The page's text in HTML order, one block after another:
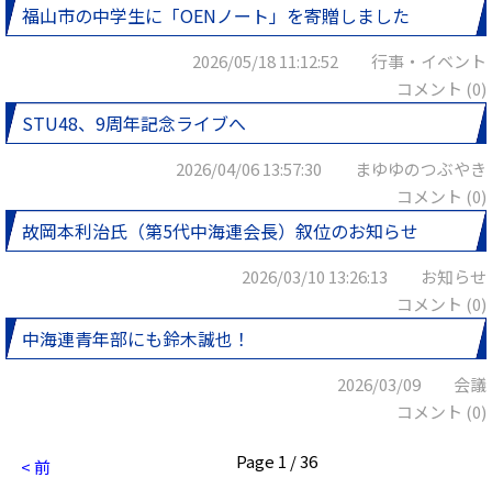
福山市の中学生に「OENノート」を寄贈しました
2026/05/18 11:12:52 行事・イベント
コメント (0)
STU48、9周年記念ライブへ
2026/04/06 13:57:30 まゆゆのつぶやき
コメント (0)
故岡本利治氏（第5代中海連会長）叙位のお知らせ
2026/03/10 13:26:13 お知らせ
コメント (0)
中海連青年部にも鈴木誠也！
2026/03/09 会議
コメント (0)
< 前 Page 1 / 36